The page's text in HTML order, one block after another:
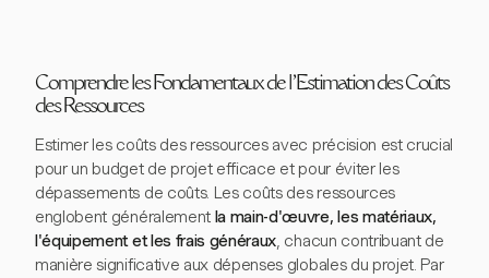
Comprendre les Fondamentaux de l'Estimation des Coûts
des Ressources
Estimer les coûts des ressources avec précision est crucial
pour un budget de projet efficace et pour éviter les
dépassements de coûts. Les coûts des ressources
englobent généralement la main-d'œuvre, les matériaux,
l'équipement et les frais généraux, chacun contribuant de
manière significative aux dépenses globales du projet. Par